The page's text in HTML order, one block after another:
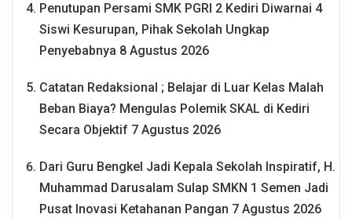
Penutupan Persami SMK PGRI 2 Kediri Diwarnai 4
Siswi Kesurupan, Pihak Sekolah Ungkap
Penyebabnya 8 Agustus 2026
Catatan Redaksional ; Belajar di Luar Kelas Malah
Beban Biaya? Mengulas Polemik SKAL di Kediri
Secara Objektif 7 Agustus 2026
Dari Guru Bengkel Jadi Kepala Sekolah Inspiratif, H.
Muhammad Darusalam Sulap SMKN 1 Semen Jadi
Pusat Inovasi Ketahanan Pangan 7 Agustus 2026